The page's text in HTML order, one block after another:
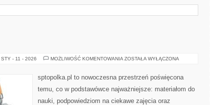
STY - 11 - 2026 MOŻLIWOŚĆ KOMENTOWANIA MUZYKA
ZOSTAŁA WYŁĄCZONA
sptopolka.pl to nowoczesna przestrzeń poświęcona
temu, co w podstawówce najważniejsze: materiałom do
nauki, podpowiedziom na ciekawe zajęcia oraz